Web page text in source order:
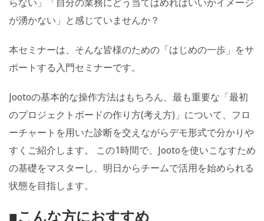
が湧かない」と感じていませんか？
本セミナーは、そんな皆様のための「はじめの一歩」をサ
ポートする入門セミナーです。
Jootoの基本的な操作方法はもちろん、最も重要な「最初
のプロジェクトボードの作り方(考え方)」について、フロ
ーチャートを用いた診断を交えながらデモ形式で分かりや
すくご紹介します。 この1時間で、Jootoを使いこなすため
の基礎をマスターし、明日からチームで活用を始められる
状態を目指します。
■こんな方におすすめ